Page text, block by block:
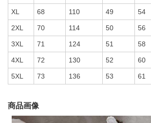
XL 68 110 49 54
2XL 70 114 50 56
3XL 71 124 51 58
4XL 72 130 52 60
5XL 73 136 53 61
商品画像